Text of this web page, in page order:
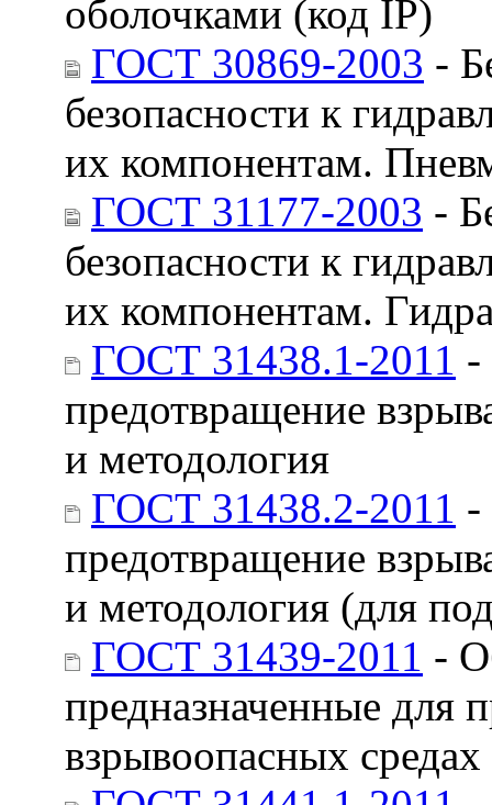
оболочками (код IP)
ГОСТ 30869-2003 -
безопасности к
их компонентам.
ГОСТ 31177-2003 -
безопасности к
их компонентам.
ГОСТ 31438.1-2011 -
предотвращение
и методология
ГОСТ 31438.2-2011 -
предотвращение
и методология (для
ГОСТ 31439-2011 -
предназначенные для
взрывоопасных